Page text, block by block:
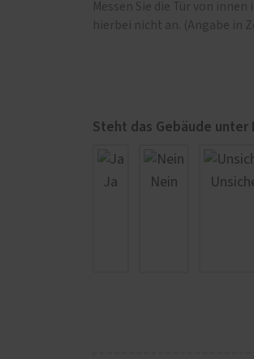
Messen Sie die Tür von
hierbei nicht an. (Angabe in
Steht das Gebäude unter
Ja Nein